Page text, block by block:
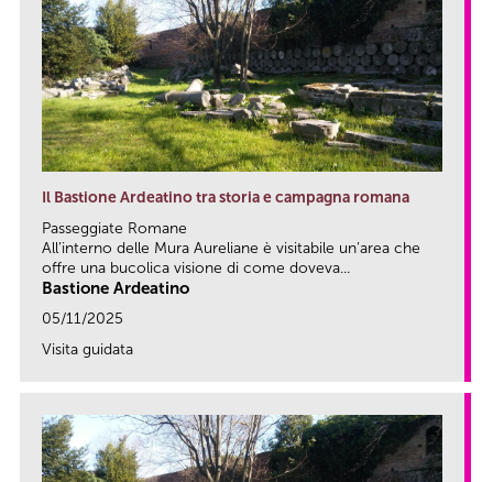
Il Bastione Ardeatino tra storia e campagna romana
Passeggiate Romane
All’interno delle Mura Aureliane è visitabile un’area che
offre una bucolica visione di come doveva...
Bastione Ardeatino
05/11/2025
Visita guidata